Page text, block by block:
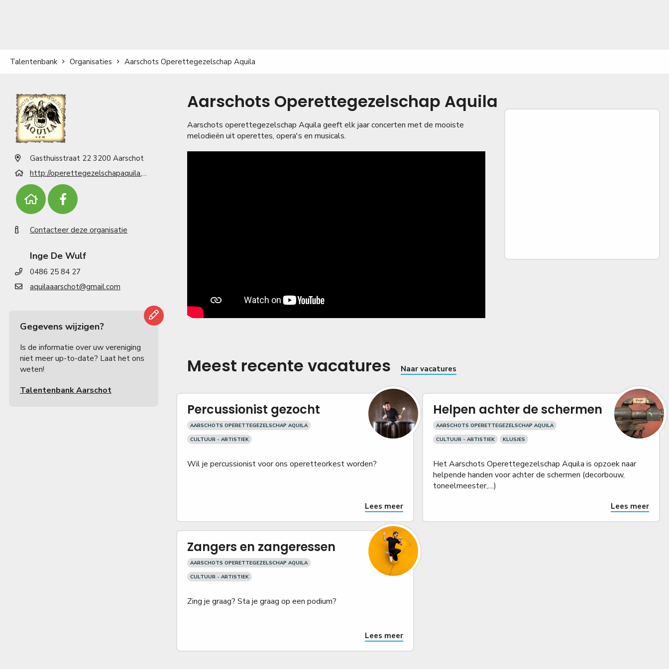
Talentenbank Organisaties Aarschots Operettegezelschap Aquila
Gasthuisstraat 22 3200 Aarschot
http://operettegezelschapaquila.weebly.com/
Contacteer deze organisatie
Inge De Wulf
0486 25 84 27
aquilaaarschot@gmail.com
Gegevens wijzigen?
Is de informatie over uw vereniging
niet meer up-to-date? Laat het ons
weten!
Talentenbank Aarschot
Aarschots Operettegezelschap Aquila
Aarschots operettegezelschap Aquila geeft elk jaar concerten met de mooiste
melodieën uit operettes, opera's en musicals.
Meest recente vacatures Naar vacatures
Percussionist gezocht
AARSCHOTS OPERETTEGEZELSCHAP AQUILA
CULTUUR - ARTISTIEK
Wil je percussionist voor ons operetteorkest worden?
Lees meer
Helpen achter de schermen
AARSCHOTS OPERETTEGEZELSCHAP AQUILA
CULTUUR - ARTISTIEK
KLUSJES
Het Aarschots Operettegezelschap Aquila is opzoek naar
helpende handen voor achter de schermen (decorbouw,
toneelmeester,....)
Lees meer
Zangers en zangeressen
AARSCHOTS OPERETTEGEZELSCHAP AQUILA
CULTUUR - ARTISTIEK
Zing je graag? Sta je graag op een podium?
Lees meer